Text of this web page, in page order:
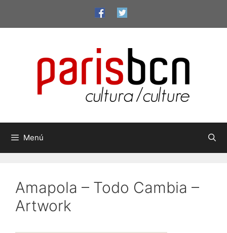
contenido
Menú
Amapola – Todo Cambia –
Artwork